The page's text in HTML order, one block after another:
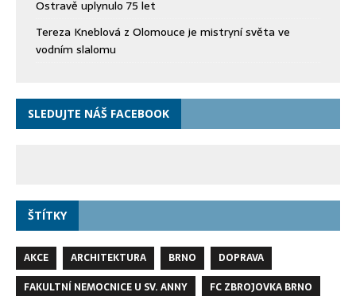
Ostravě uplynulo 75 let
Tereza Kneblová z Olomouce je mistryní světa ve
vodním slalomu
SLEDUJTE NÁŠ FACEBOOK
ŠTÍTKY
AKCE ARCHITEKTURA BRNO
DOPRAVA
FAKULTNÍ NEMOCNICE U SV. ANNY
FC ZBROJOVKA BRNO